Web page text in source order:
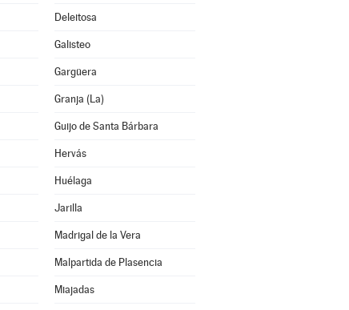
Deleitosa
Galisteo
Gargüera
Granja (La)
Guijo de Santa Bárbara
Hervás
Huélaga
Jarilla
Madrigal de la Vera
Malpartida de Plasencia
Miajadas